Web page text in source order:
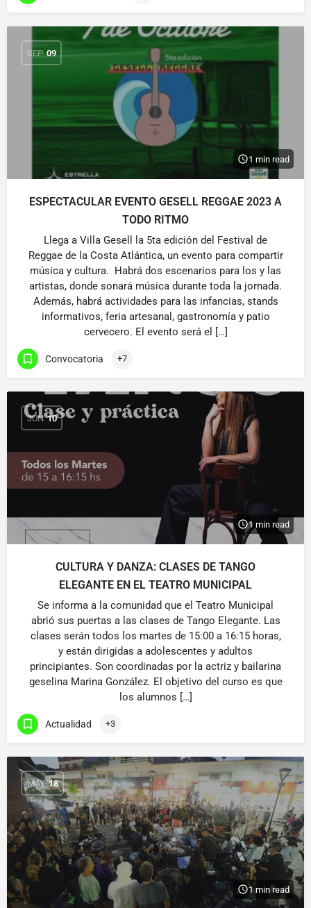
SEP 09
1 min read
ESPECTACULAR EVENTO GESELL REGGAE 2023 A
TODO RITMO
Llega a Villa Gesell la 5ta edición del Festival de
Reggae de la Costa Atlántica, un evento para compartir
música y cultura. Habrá dos escenarios para los y las
artistas, donde sonará música durante toda la jornada.
Además, habrá actividades para las infancias, stands
informativos, feria artesanal, gastronomía y patio
cervecero. El evento será el […]
Convocatoria +7
JUN 10
1 min read
CULTURA Y DANZA: CLASES DE TANGO
ELEGANTE EN EL TEATRO MUNICIPAL
Se informa a la comunidad que el Teatro Municipal
abrió sus puertas a las clases de Tango Elegante. Las
clases serán todos los martes de 15:00 a 16:15 horas,
y están dirigidas a adolescentes y adultos
principiantes. Son coordinadas por la actriz y bailarina
geselina Marina González. El objetivo del curso es que
los alumnos […]
Actualidad +3
MAY 18
1 min read